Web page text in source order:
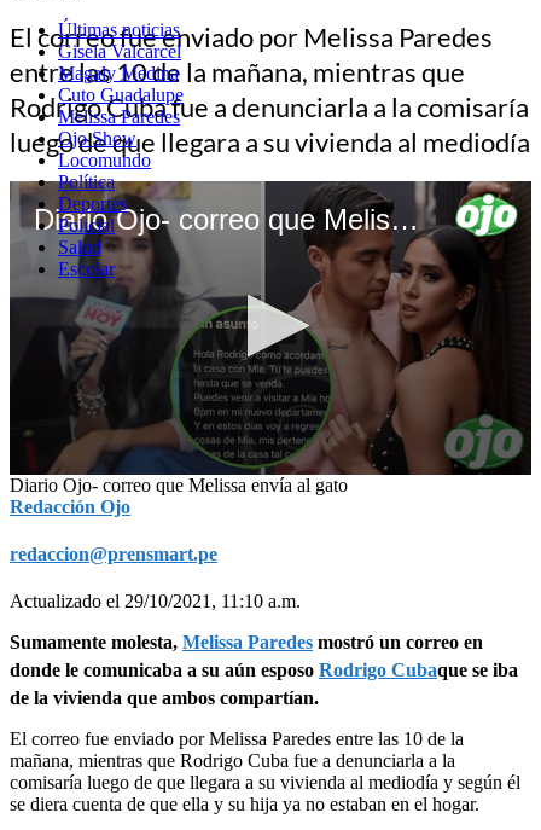
Últimas noticias
Gisela Valcarcel
Magaly Medina
Cuto Guadalupe
Melissa Paredes
Ojo Show
Locomundo
Política
Deportes
Policial
Salud
Escolar
El correo fue enviado por Melissa Paredes
entre las 10 de la mañana, mientras que
Rodrigo Cuba fue a denunciarla a la comisaría
luego de que llegara a su vivienda al mediodía
Diario Ojo- correo que Melissa envía al gato
0
seconds
of
minutes,
seconds
Diario Ojo- correo que Melissa envía al gato
Redacción Ojo
redaccion@prensmart.pe
Actualizado el 29/10/2021, 11:10 a.m.
Sumamente molesta, Melissa Paredes mostró un correo en
donde le comunicaba a su aún esposo Rodrigo Cubaque se iba
de la vivienda que ambos compartían.
El correo fue enviado por Melissa Paredes entre las 10 de la
mañana, mientras que Rodrigo Cuba fue a denunciarla a la
comisaría luego de que llegara a su vivienda al mediodía y según él
se diera cuenta de que ella y su hija ya no estaban en el hogar.